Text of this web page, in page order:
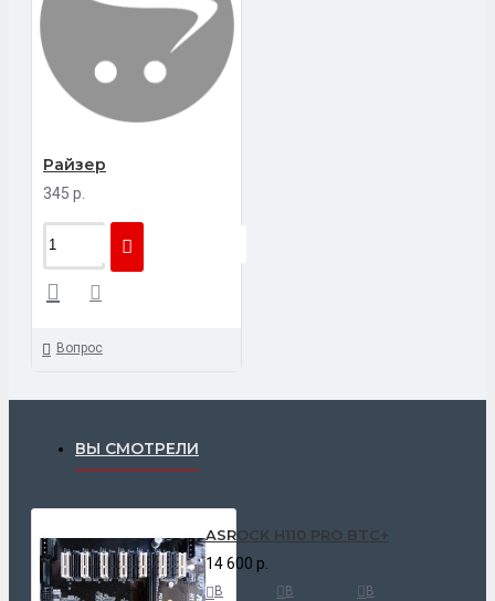
Райзер
345 р.
Вопрос
ВЫ СМОТРЕЛИ
ASROCK H110 PRO BTC+
14 600 р.
В
В
В